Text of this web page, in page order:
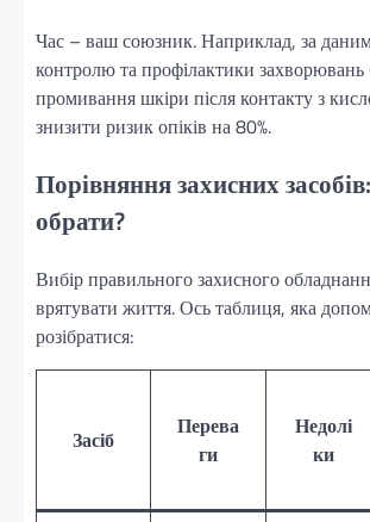
Час – ваш союзник. Наприклад, за
контролю та профілактики
промивання шкіри після контакту з
знизити ризик опіків на 80%.
Порівняння захисних
обрати?
Вибір правильного захисного
врятувати життя. Ось таблиця, яка
розібратися:
Засіб
Перева
ги
Недолі
ки